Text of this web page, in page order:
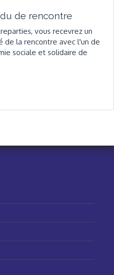
de rencontre
vous recevrez un
la rencontre avec l'un de
sociale et solidaire de